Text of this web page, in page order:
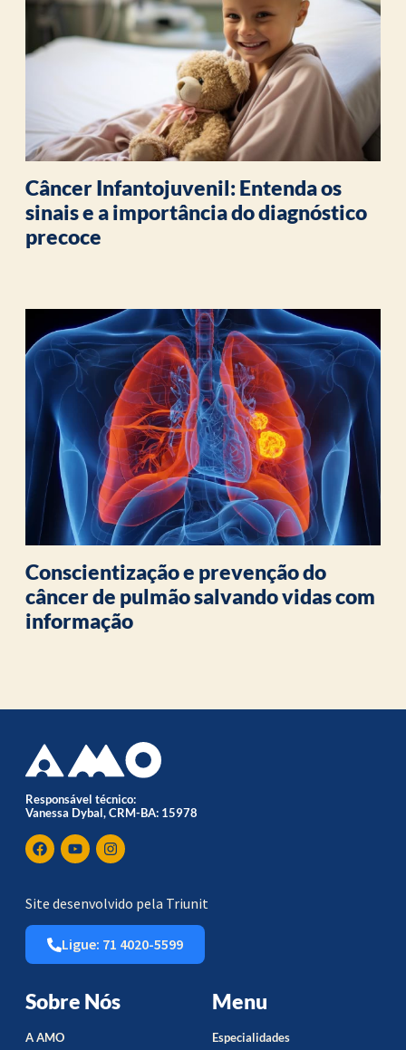
Câncer Infantojuvenil: Entenda os
sinais e a importância do diagnóstico
precoce
Conscientização e prevenção do
câncer de pulmão salvando vidas com
informação
Responsável técnico:
Vanessa Dybal, CRM-BA: 15978
Site desenvolvido pela Triunit
Ligue: 71 4020-5599
Sobre Nós
A AMO
Menu
Especialidades